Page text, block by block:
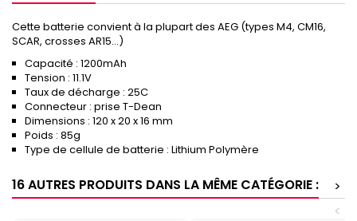
Cette batterie convient à la plupart des AEG (types M4, CM16,
SCAR, crosses AR15...)
Capacité : 1200mAh
Tension : 11.1V
Taux de décharge : 25C
Connecteur : prise T-Dean
Dimensions : 120 x 20 x 16 mm
Poids : 85g
Type de cellule de batterie : Lithium Polymère
16 AUTRES PRODUITS DANS LA MÊME CATÉGORIE :
>
<